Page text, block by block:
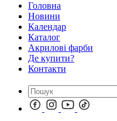
Головна
Новини
Календар
Каталог
Акрилові фарби
Де купити?
Контакти